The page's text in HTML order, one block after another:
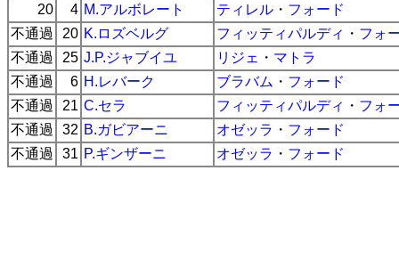
20
4 M.アルボレート ティレル ・ フォード
不通過
20 K.ロズベルグ フィッティパルディ ・ フォ
不通過
25 J.P.ジャブイユ リジェ ・ マトラ
不通過
6 H.レバーク ブラバム ・ フォード
不通過
21 C.セラ フィッティパルディ ・ フォ
不通過
32 B.ガビアーニ オゼッラ ・ フォード
不通過
31 P.ギンザーニ オゼッラ ・ フォード